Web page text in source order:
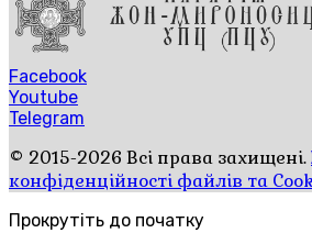
Facebook
Youtube
Telegram
© 2015-2026 Всі права захищені.
конфіденційності файлів та
Прокрутіть до початку